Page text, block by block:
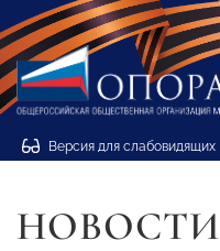
Версия для слабовидящих
НОВОСТИ